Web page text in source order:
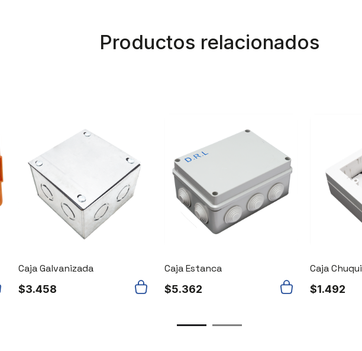
Productos relacionados
Caja Galvanizada
$3.458
Caja Estanca
$5.362
Caja Chuqui
$1.492